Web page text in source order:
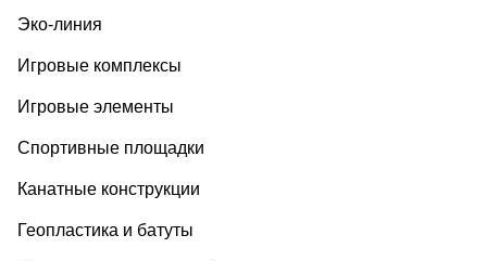
Эко-линия
Игровые комплексы
Игровые элементы
Спортивные площадки
Канатные конструкции
Геопластика и батуты